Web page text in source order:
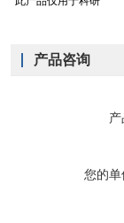
产品咨询
您的单